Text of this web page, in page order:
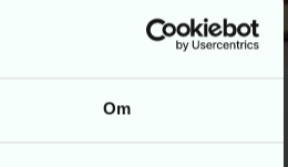
Om